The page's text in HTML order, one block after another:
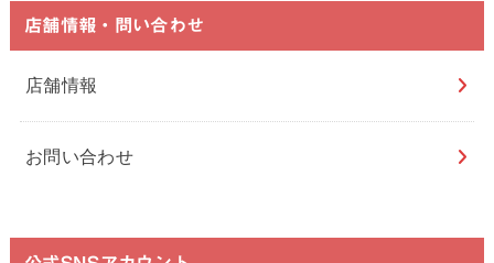
店舗情報・問い合わせ
店舗情報
お問い合わせ